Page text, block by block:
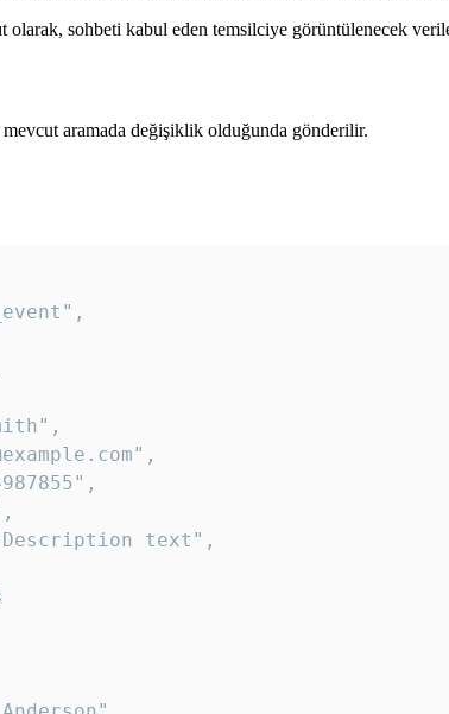
olarak, sohbeti kabul eden temsilciye görüntülenecek
aramada değişiklik olduğunda gönderilir.
text",